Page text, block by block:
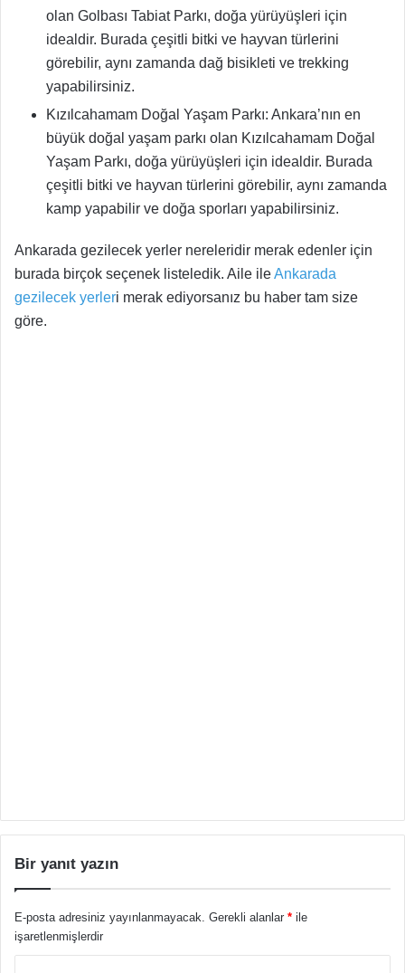
olan Golbası Tabiat Parkı, doğa yürüyüşleri için
idealdir. Burada çeşitli bitki ve hayvan türlerini
görebilir, aynı zamanda dağ bisikleti ve trekking
yapabilirsiniz.
Kızılcahamam Doğal Yaşam Parkı: Ankara’nın en
büyük doğal yaşam parkı olan Kızılcahamam Doğal
Yaşam Parkı, doğa yürüyüşleri için idealdir. Burada
çeşitli bitki ve hayvan türlerini görebilir, aynı zamanda
kamp yapabilir ve doğa sporları yapabilirsiniz.
Ankarada gezilecek yerler nereleridir merak edenler için
burada birçok seçenek listeledik. Aile ileAnkarada
gezilecek yerleri merak ediyorsanız bu haber tam size
göre.
Bir yanıt yazın
E-posta adresiniz yayınlanmayacak. Gerekli alanlar * ile
işaretlenmişlerdir